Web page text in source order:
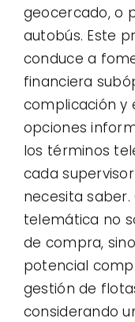
geocercado, o
autobús. Este
conduce a
financiera
complicación y
opciones
los términos
cada
necesita
telemática no
de compra,
potencial
gestión de
considerando